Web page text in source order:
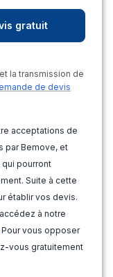
la transmission de
de devis
acceptations de
par Bemove, et
pourront
Suite à cette
établir vos devis.
à notre
Pour vous opposer
vous gratuitement